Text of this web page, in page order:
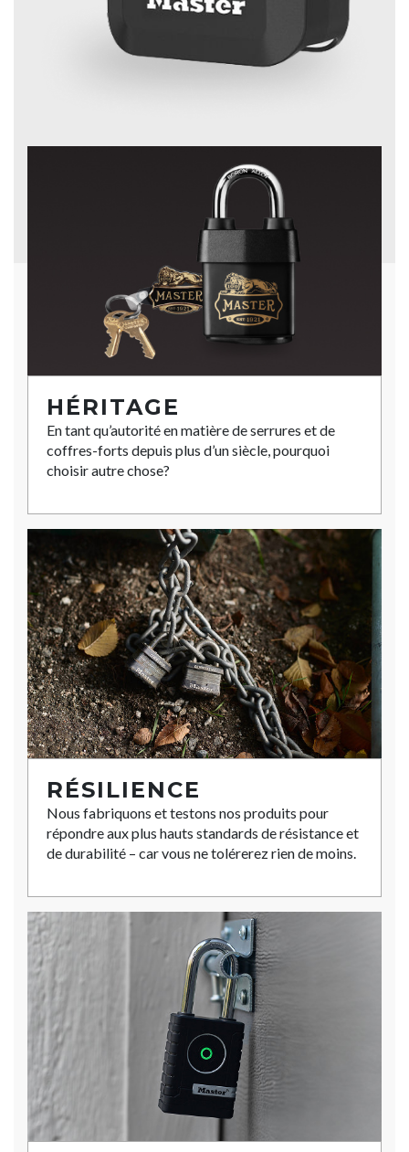
HÉRITAGE
En tant qu’autorité en matière de serrures et de
coffres-forts depuis plus d’un siècle, pourquoi
choisir autre chose?
RÉSILIENCE
Nous fabriquons et testons nos produits pour
répondre aux plus hauts standards de résistance et
de durabilité – car vous ne tolérerez rien de moins.